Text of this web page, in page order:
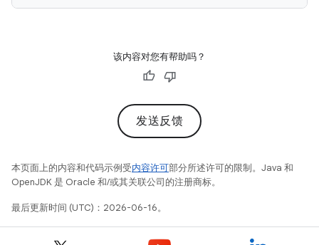
该内容对您有帮助吗？
发送反馈
本页面上的内容和代码示例受内容许可部分所述许可的限制。Java 和
OpenJDK 是 Oracle 和/或其关联公司的注册商标。
最后更新时间 (UTC)：2026-06-16。